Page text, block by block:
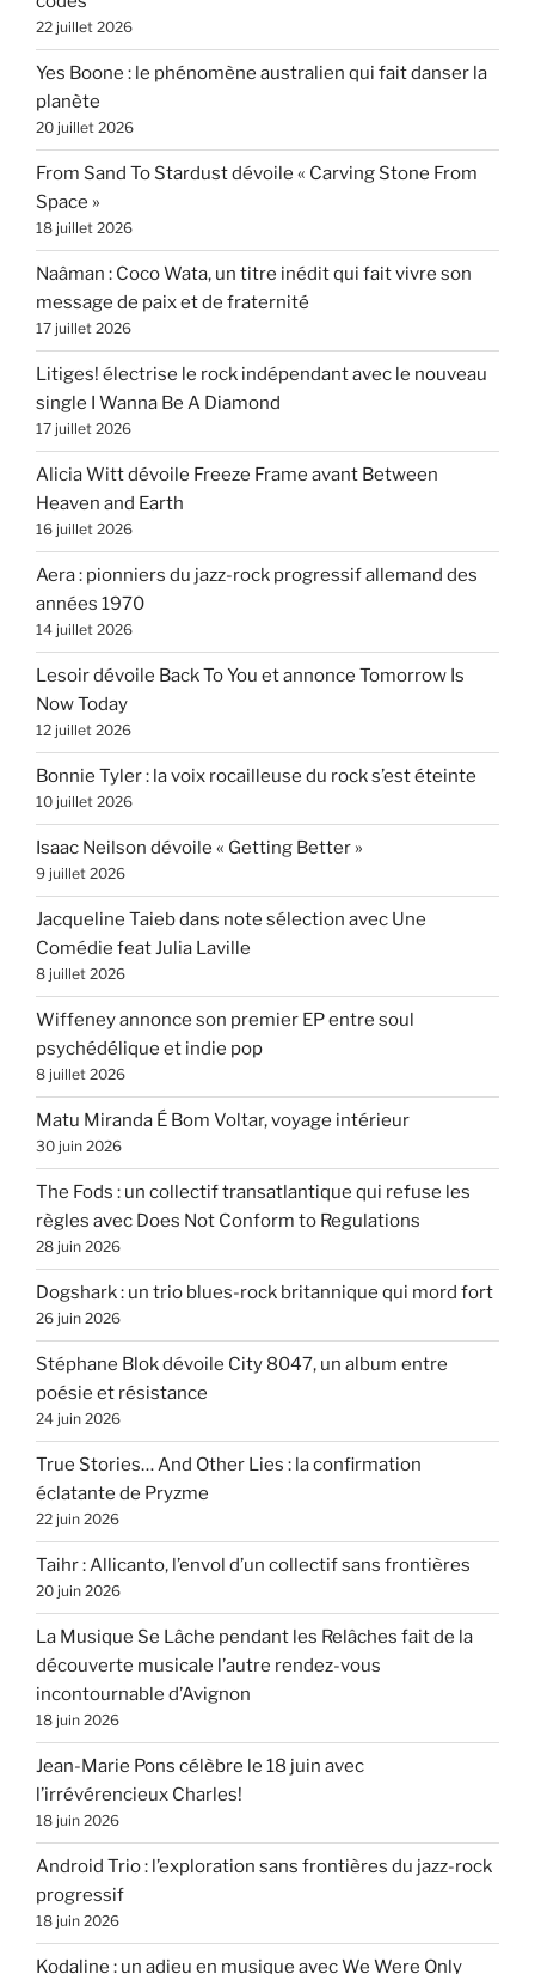
22 juillet 2026
Yes Boone : le phénomène australien qui fait danser la
planète
20 juillet 2026
From Sand To Stardust dévoile « Carving Stone From
Space »
18 juillet 2026
Naâman : Coco Wata, un titre inédit qui fait vivre son
message de paix et de fraternité
17 juillet 2026
Litiges! électrise le rock indépendant avec le nouveau
single I Wanna Be A Diamond
17 juillet 2026
Alicia Witt dévoile Freeze Frame avant Between
Heaven and Earth
16 juillet 2026
Aera : pionniers du jazz-rock progressif allemand des
années 1970
14 juillet 2026
Lesoir dévoile Back To You et annonce Tomorrow Is
Now Today
12 juillet 2026
Bonnie Tyler : la voix rocailleuse du rock s’est éteinte
10 juillet 2026
Isaac Neilson dévoile « Getting Better »
9 juillet 2026
Jacqueline Taieb dans note sélection avec Une
Comédie feat Julia Laville
8 juillet 2026
Wiffeney annonce son premier EP entre soul
psychédélique et indie pop
8 juillet 2026
Matu Miranda É Bom Voltar, voyage intérieur
30 juin 2026
The Fods : un collectif transatlantique qui refuse les
règles avec Does Not Conform to Regulations
28 juin 2026
Dogshark : un trio blues-rock britannique qui mord fort
26 juin 2026
Stéphane Blok dévoile City 8047, un album entre
poésie et résistance
24 juin 2026
True Stories… And Other Lies : la confirmation
éclatante de Pryzme
22 juin 2026
Taihr : Allicanto, l’envol d’un collectif sans frontières
20 juin 2026
La Musique Se Lâche pendant les Relâches fait de la
découverte musicale l’autre rendez-vous
incontournable d’Avignon
18 juin 2026
Jean-Marie Pons célèbre le 18 juin avec
l’irrévérencieux Charles!
18 juin 2026
Android Trio : l’exploration sans frontières du jazz-rock
progressif
18 juin 2026
Kodaline : un adieu en musique avec We Were Only